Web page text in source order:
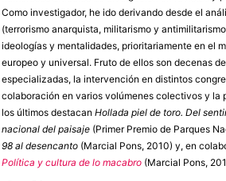
Como investigador, he ido derivando desde el
(terrorismo anarquista, militarismo y
ideologías y mentalidades, prioritariamente en el
europeo y universal. Fruto de ellos son decenas
especializadas, la intervención en distintos
colaboración en varios volúmenes colectivos y la
los últimos destacan Hollada piel de toro. Del
nacional del paisaje (Primer Premio de Parques
98 al desencanto (Marcial Pons, 2010) y, en
Política y cultura de lo macabro (Marcial Pons,